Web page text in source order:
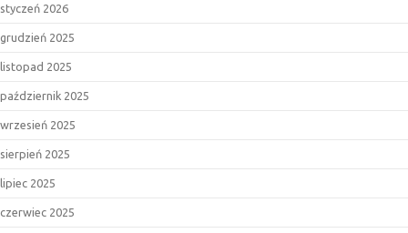
styczeń 2026
grudzień 2025
listopad 2025
październik 2025
wrzesień 2025
sierpień 2025
lipiec 2025
czerwiec 2025